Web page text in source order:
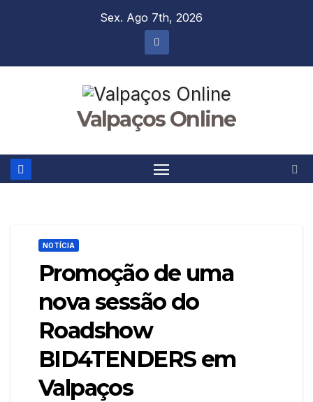
Sex. Ago 7th, 2026
Valpaços Online
NOTÍCIA
Promoção de uma
nova sessão do
Roadshow
BID4TENDERS em
Valpaços